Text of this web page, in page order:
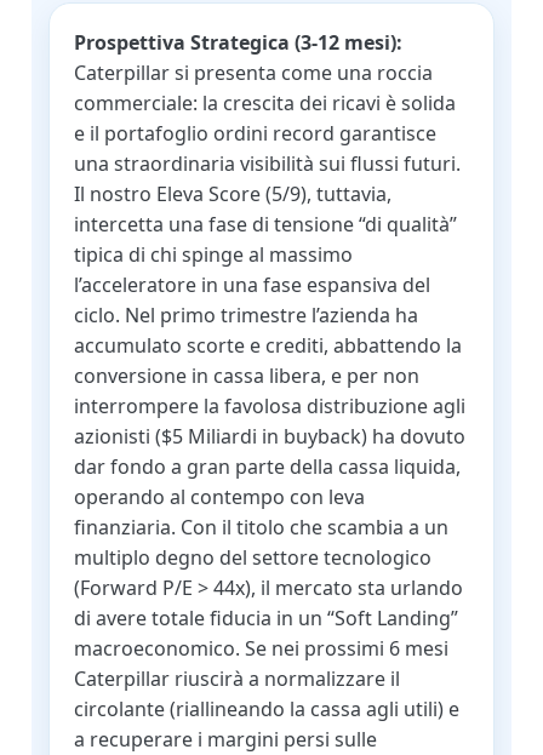
Prospettiva Strategica (3-12 mesi):
Caterpillar si presenta come una roccia
commerciale: la crescita dei ricavi è solida
e il portafoglio ordini record garantisce
una straordinaria visibilità sui flussi futuri.
Il nostro Eleva Score (5/9), tuttavia,
intercetta una fase di tensione “di qualità”
tipica di chi spinge al massimo
l’acceleratore in una fase espansiva del
ciclo. Nel primo trimestre l’azienda ha
accumulato scorte e crediti, abbattendo la
conversione in cassa libera, e per non
interrompere la favolosa distribuzione agli
azionisti ($5 Miliardi in buyback) ha dovuto
dar fondo a gran parte della cassa liquida,
operando al contempo con leva
finanziaria. Con il titolo che scambia a un
multiplo degno del settore tecnologico
(Forward P/E > 44x), il mercato sta urlando
di avere totale fiducia in un “Soft Landing”
macroeconomico. Se nei prossimi 6 mesi
Caterpillar riuscirà a normalizzare il
circolante (riallineando la cassa agli utili) e
a recuperare i margini persi sulle